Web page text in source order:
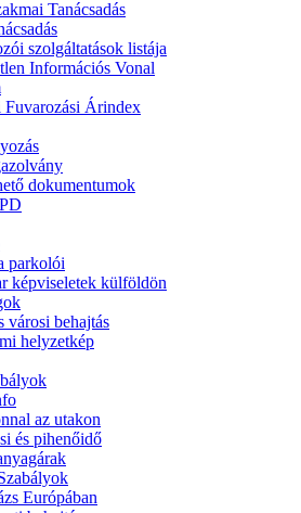
Tanácsadás
szolgáltatások listája
Információs Vonal
Árindex
dokumentumok
parkolói
képviseletek külföldön
városi behajtás
helyzetkép
az utakon
és pihenőidő
Európában